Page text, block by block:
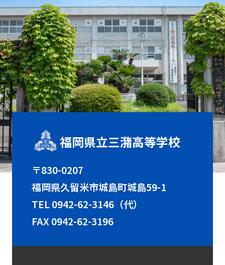
福岡県立三潴高等学校
〒830-0207
福岡県久留米市城島町城島59-1
TEL0942-62-3146（代）
FAX 0942-62-3196